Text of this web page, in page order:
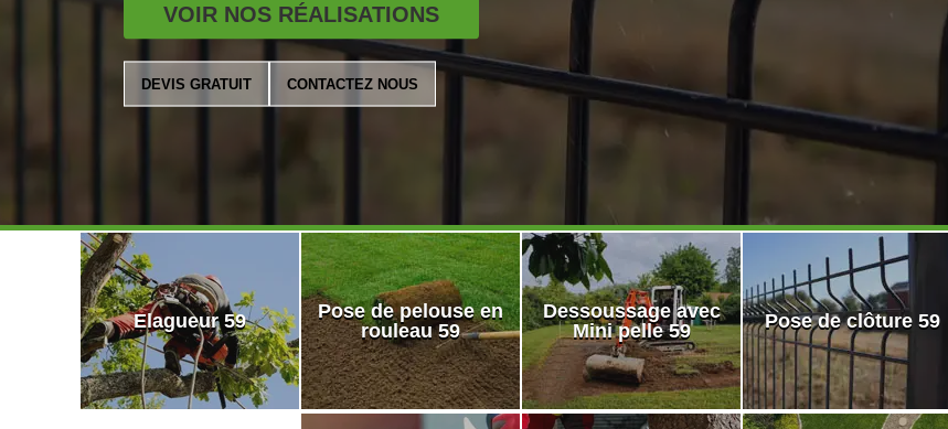
VOIR NOS RÉALISATIONS
DEVIS GRATUIT CONTACTEZ NOUS
Elagueur 59
Pose de pelouse en
rouleau 59
Dessoussage avec
Mini pelle 59
Pose de clôture 59